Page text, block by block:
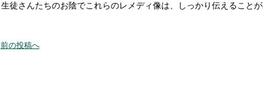
生徒さんたちのお陰でこれらのレメディ像は、しっかり伝えることが
前の投稿へ